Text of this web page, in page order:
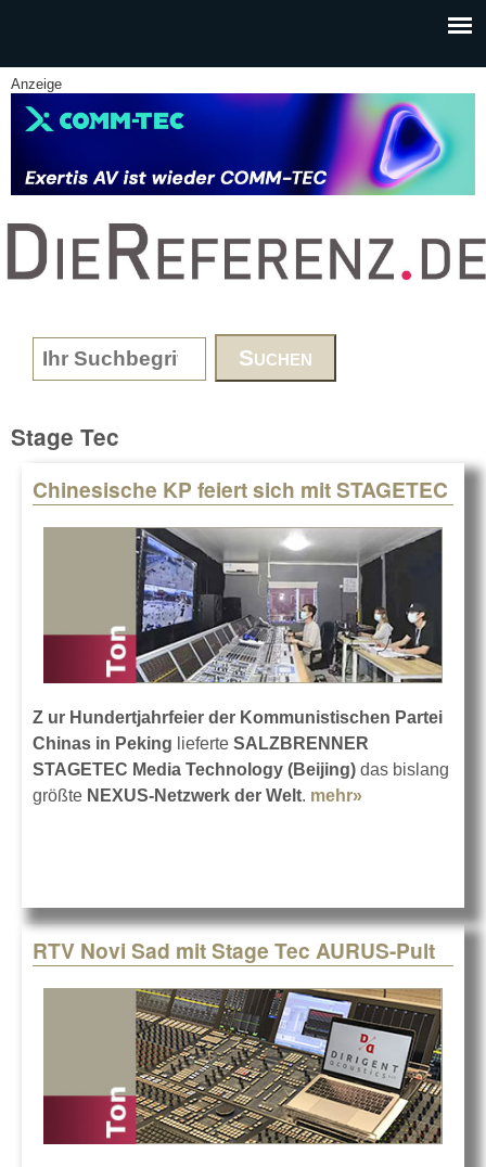
Anzeige
www.DieReferenz.de
Search form
Stage Tec
Chinesische KP feiert sich mit STAGETEC
Z ur Hundertjahrfeier der Kommunistischen Partei
Chinas in Peking lieferte SALZBRENNER
STAGETEC Media Technology (Beijing) das bislang
größte NEXUS-Netzwerk der Welt. mehr»
RTV Novi Sad mit Stage Tec AURUS-Pult
Pages